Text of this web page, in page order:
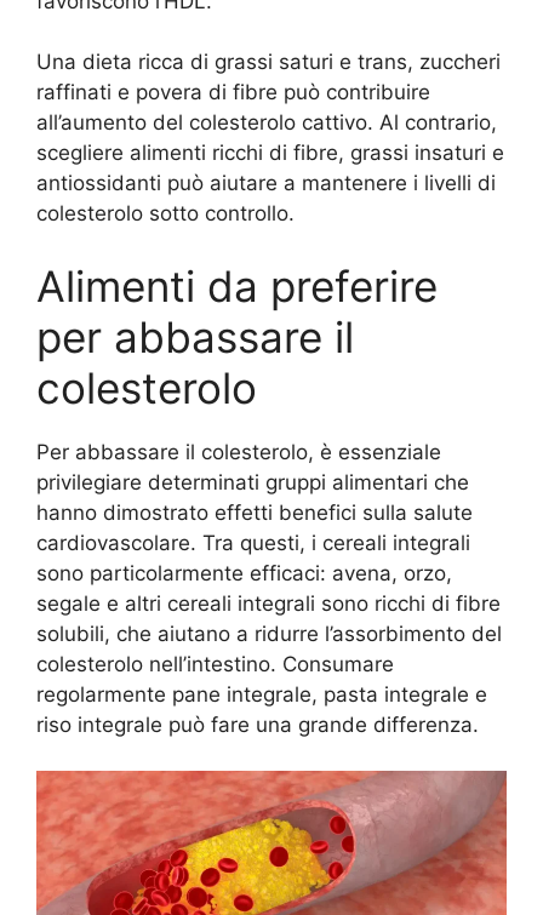
Una dieta ricca di grassi saturi e trans, zuccheri
raffinati e povera di fibre può contribuire
all’aumento del colesterolo cattivo. Al contrario,
scegliere alimenti ricchi di fibre, grassi insaturi e
antiossidanti può aiutare a mantenere i livelli di
colesterolo sotto controllo.
Alimenti da preferire
per abbassare il
colesterolo
Per abbassare il colesterolo, è essenziale
privilegiare determinati gruppi alimentari che
hanno dimostrato effetti benefici sulla salute
cardiovascolare. Tra questi, i cereali integrali
sono particolarmente efficaci: avena, orzo,
segale e altri cereali integrali sono ricchi di fibre
solubili, che aiutano a ridurre l’assorbimento del
colesterolo nell’intestino. Consumare
regolarmente pane integrale, pasta integrale e
riso integrale può fare una grande differenza.